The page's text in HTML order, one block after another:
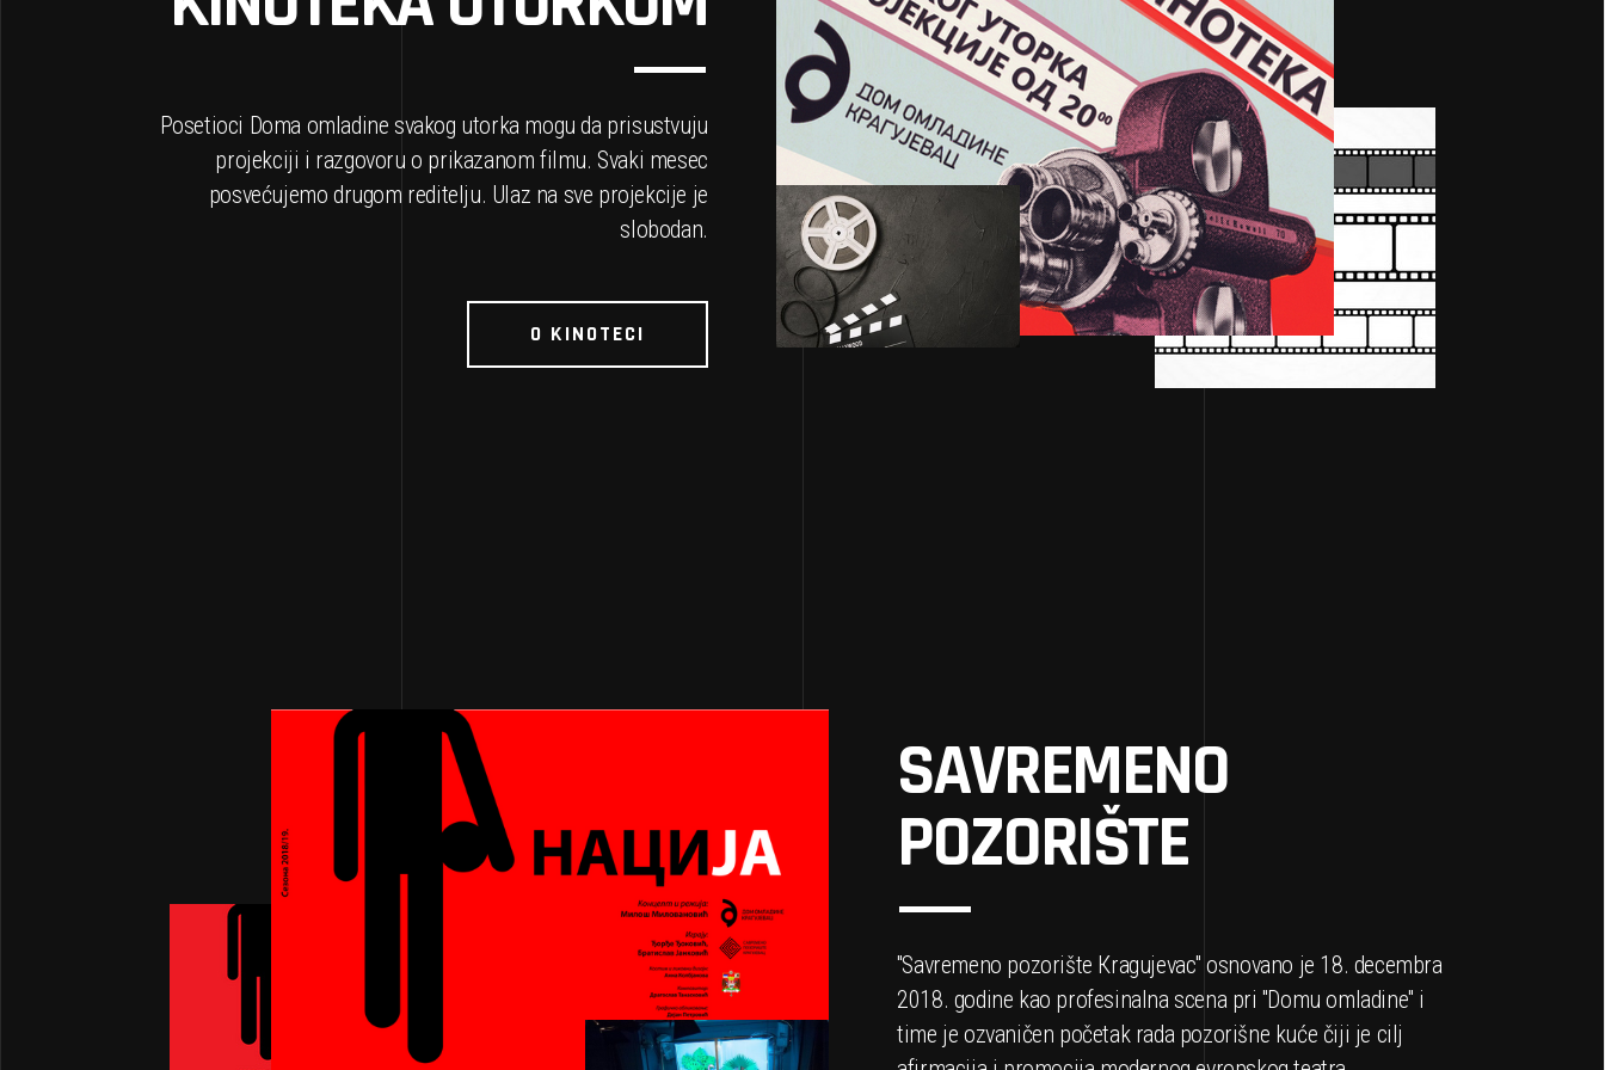
Posetioci Doma omladine svakog utorka mogu da prisustvuju
projekciji i razgovoru o prikazanom filmu. Svaki mesec
posvećujemo drugom reditelju. Ulaz na sve projekcije je
slobodan.
O KINOTECI
SAVREMENO
POZORIŠTE
''Savremeno pozorište Кragujevac'' osnovano je 18. decembra
2018. godine kao profesinalna scena pri ''Domu omladine'' i
time je ozvaničen početak rada pozorišne kuće čiji je cilj